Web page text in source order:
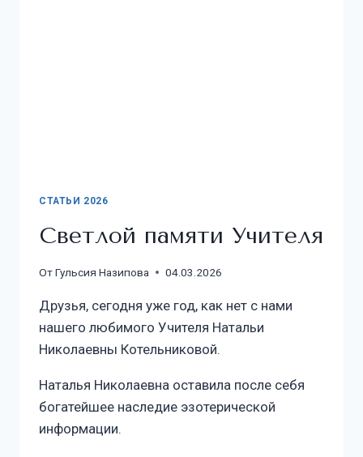
СТАТЬИ 2026
Светлой памяти Учителя
ОтГульсия Назипова 04.03.2026
Друзья, сегодня уже год, как нет с нами
нашего любимого Учителя Натальи
Николаевны Котельниковой.
Наталья Николаевна оставила после себя
богатейшее наследие эзотерической
информации.